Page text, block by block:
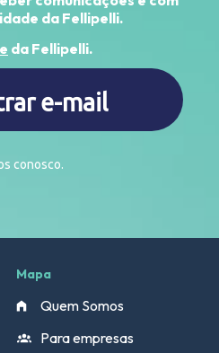
da Fellipelli.
da Fellipelli.
e-mail
conosco.
Mapa
Quem Somos
Para empresas